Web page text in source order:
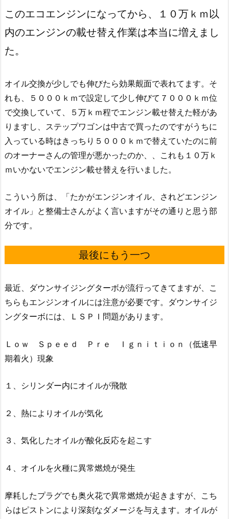
このエコエンジンになってから、１０万ｋｍ以
内のエンジンの載せ替え作業は本当に増えまし
た。
オイル交換が少しでも伸びたら効果覿面で表れてます。そ
れも、５０００ｋｍで設定して少し伸びて７０００ｋｍ位
で交換していて、５万ｋｍ程でエンジン載せ替えた軽があ
りますし、ステップワゴンは中古で買ったのですがうちに
入っている時はきっちり５０００ｋｍで替えていたのに前
のオーナーさんの管理が悪かったのか、、これも１０万ｋ
ｍいかないでエンジン載せ替えを行いました。
こういう所は、「たかがエンジンオイル、されどエンジン
オイル」と整備士さんがよく言いますがその通りと思う部
分です。
最後にもう一つ
最近、ダウンサイジングターボが流行ってきてますが、こ
ちらもエンジンオイルには注意が必要です。ダウンサイジ
ングターボには、ＬＳＰＩ問題があります。
Ｌｏｗ Ｓｐｅｅｄ Ｐｒｅ Ｉｇｎｉｔｉｏｎ（低速早
期着火）現象
１、シリンダー内にオイルが飛散
２、熱によりオイルが気化
３、気化したオイルが酸化反応を起こす
４、オイルを火種に異常燃焼が発生
摩耗したプラグでも奥火花で異常燃焼が起きますが、こち
らはピストンにより深刻なダメージを与えます。オイルが